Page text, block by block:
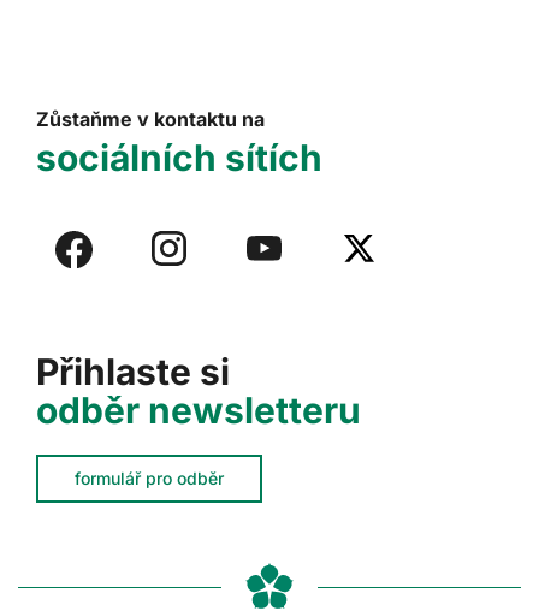
Přihlaste si
odběr newsletteru
formulář pro odběr
Zůstaňme v kontaktu na
sociálních sítích